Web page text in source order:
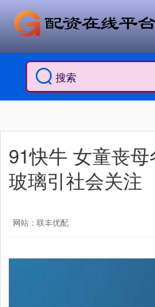
91快牛 女童丧
玻璃引社会关注
网站：联丰优配